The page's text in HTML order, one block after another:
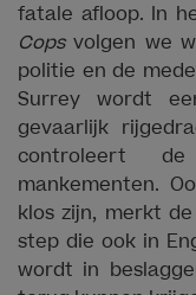
fatale afloop. In
Copsvolgen we
politie en de
Surrey wordt
gevaarlijk
controleert
mankementen.
klos zijn, merkt
step die ook in
wordt in